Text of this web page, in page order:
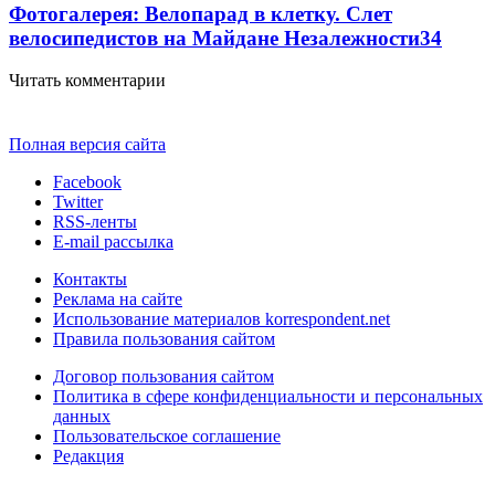
Фотогалерея: Велопарад в клетку. Слет
велосипедистов на Майдане Незалежности34
Читать комментарии
Полная версия сайта
Facebook
Twitter
RSS-ленты
E-mail рассылка
Контакты
Реклама на сайте
Использование материалов korrespondent.net
Правила пользования сайтом
Договор пользования сайтом
Политика в сфере конфиденциальности и персональных
данных
Пользовательское соглашение
Редакция